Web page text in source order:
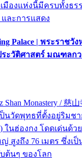
มืองแห่งนี้มีครบทั้งธร
ละการแสดง
Palace | พระราช
ะวัติศาสตร์ มณฑลกว
Shan Monastery / 慈
นวัดพุทธที่ตั้งอยู่ริมชา
ในฮ่องกง โดดเด่นด้
สูงถึง 76 เมตร ซึ่งเ
ต้นๆ ของโลก